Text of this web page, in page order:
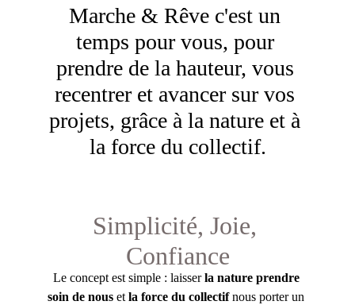
Marche & Rêve c'est un
temps pour vous, pour
prendre de la hauteur, vous
recentrer et avancer sur vos
projets, grâce à la nature et à
la force du collectif.
Simplicité, Joie,
Confiance
Le concept est simple : laisser la nature prendre
soin de nous et la force du collectif nous porter un